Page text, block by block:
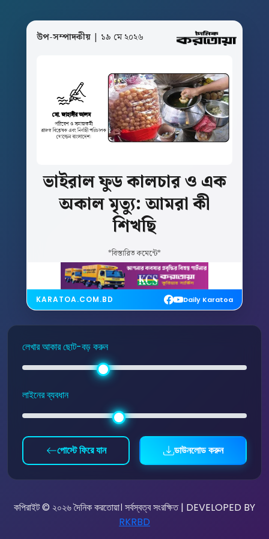
উপ-সম্পাদকীয় | ১৯ মে ২০২৬
ভাইরালফুডকালচারও এক
অকালমৃত্যু: আমরাকী
শিখছি
*বিস্তারিত কমেন্টে*
KARATOA.COM.BD Daily Karatoa
লেখার আকার ছোট-বড় করুন
লাইনের ব্যবধান
পোস্টে ফিরে যান ডাউনলোড করুন
কপিরাইট © ২০২৬ দৈনিক করতোয়া। সর্বস্বত্ব সংরক্ষিত | DEVELOPED BY
RKRBD